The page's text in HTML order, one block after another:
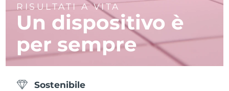
RISULTATI A VITA
Un dispositivo è
per sempre
Sostenibile